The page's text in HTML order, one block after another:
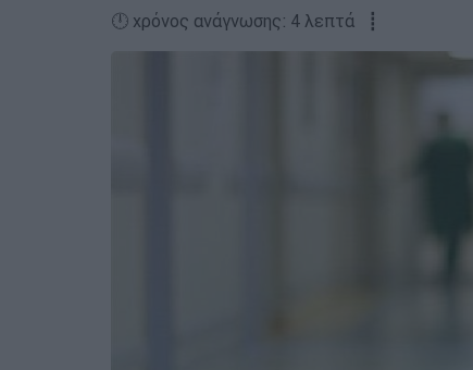
🕛 χρόνος ανάγνωσης: 4 λεπτά ┋